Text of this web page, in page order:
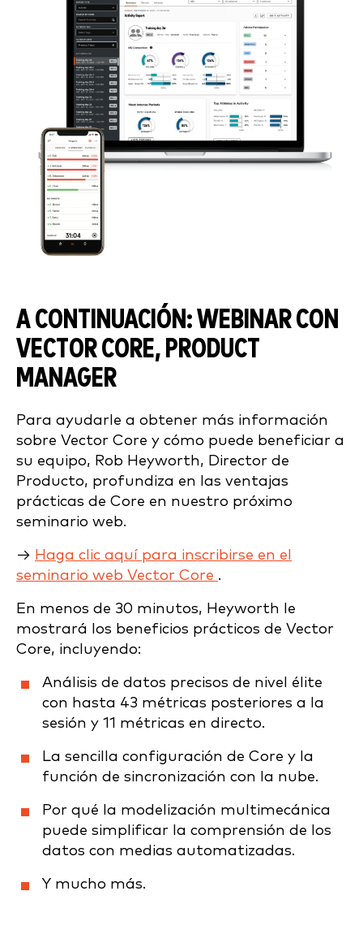
A CONTINUACIÓN: WEBINAR CON
VECTOR CORE, PRODUCT
MANAGER
Para ayudarle a obtener más información
sobre Vector Core y cómo puede beneficiar a
su equipo, Rob Heyworth, Director de
Producto, profundiza en las ventajas
prácticas de Core en nuestro próximo
seminario web.
→ Haga clic aquí para inscribirse en el
seminario web Vector Core .
En menos de 30 minutos, Heyworth le
mostrará los beneficios prácticos de Vector
Core, incluyendo:
Análisis de datos precisos de nivel élite
con hasta 43 métricas posteriores a la
sesión y 11 métricas en directo.
La sencilla configuración de Core y la
función de sincronización con la nube.
Por qué la modelización multimecánica
puede simplificar la comprensión de los
datos con medias automatizadas.
Y mucho más.